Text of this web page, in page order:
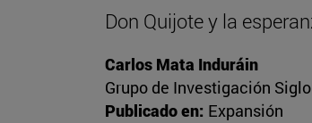
Don Quijote y la
Carlos Mata Induráin
Grupo de Investigación Siglo
Publicado en: Expansión